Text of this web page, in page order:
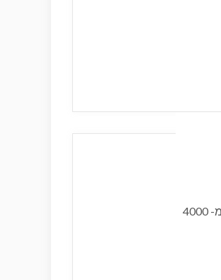
הרפואה הסינית היא הרפואה העתיקה ביותר בעולם: השימוש בה החל לפני יותר מ- 4000